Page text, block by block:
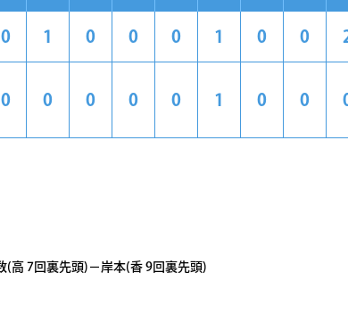
0 1 0 0 0 1 0 0
0 0 0 0 0 1 0 0
高 7回裏先頭)－岸本(香 9回裏先頭)